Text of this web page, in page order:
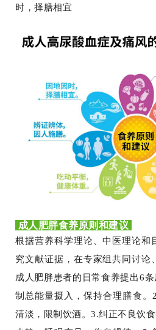
时，择膳相宜
成人肥胖食养原则和建议
根据营养科学理论、中医理论和
究文献证据，在专家组共同讨论
成人肥胖患者的日常食养提出6
制总能量摄入，保持合理膳食。
清淡，限制饮酒。3.纠正不良饮